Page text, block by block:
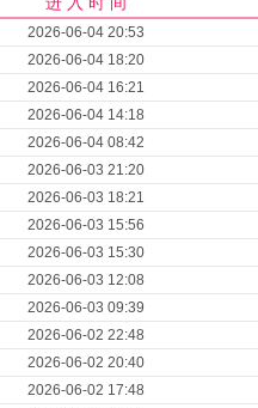
2026-06-04 20:53
2026-06-04 18:20
2026-06-04 16:21
2026-06-04 14:18
2026-06-04 08:42
2026-06-03 21:20
2026-06-03 18:21
2026-06-03 15:56
2026-06-03 15:30
2026-06-03 12:08
2026-06-03 09:39
2026-06-02 22:48
2026-06-02 20:40
2026-06-02 17:48